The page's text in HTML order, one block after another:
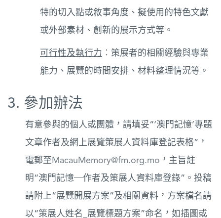
特的切入點或敘事角度、擬使用的特色文獻
或外部素材、創新的展示方式等。
可行性及執行力 ︰策展者的相關經驗與專業
能力、展覽的時間安排、材料整理情況等。
3. 參加辦法
有意參與的個人或團體，請填妥“‘澳門記憶’專題
文章作者及網上展覽策展人資料庫登記表格”，
電郵至MacauMemory@fm.org.mo ，主旨註
明“澳門記憶─作者及策展人資料庫登錄”。投稿
請附上“展覽開展方案”及相關資料，方案檔名請
以“策展人姓名_展覽標題方案”命名，如插圖或